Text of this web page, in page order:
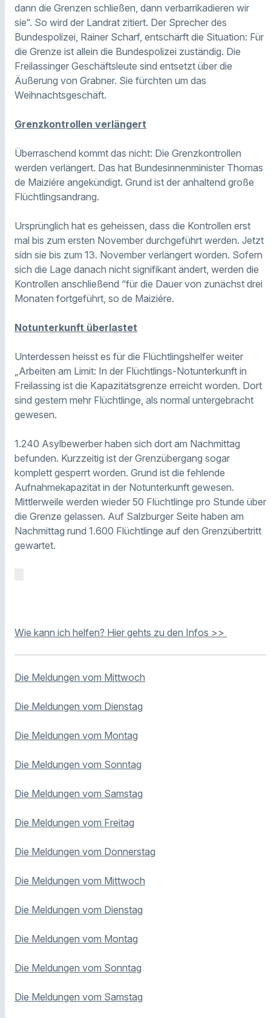
dann die Grenzen schließen, dann verbarrikadieren wir
sie“. So wird der Landrat zitiert. Der Sprecher des
Bundespolizei, Rainer Scharf, entschärft die Situation: Für
die Grenze ist allein die Bundespolizei zuständig. Die
Freilassinger Geschäftsleute sind entsetzt über die
Äußerung von Grabner. Sie fürchten um das
Weihnachtsgeschäft.
Grenzkontrollen verlängert
Überraschend kommt das nicht: Die Grenzkontrollen
werden verlängert. Das hat Bundesinnenminister Thomas
de Maiziére angekündigt. Grund ist der anhaltend große
Flüchtlingsandrang.
Ursprünglich hat es geheissen, dass die Kontrollen erst
mal bis zum ersten November durchgeführt werden. Jetzt
sidn sie bis zum 13. November verlängert worden. Sofern
sich die Lage danach nicht signifikant ändert, werden die
Kontrollen anschließend “für die Dauer von zunächst drei
Monaten fortgeführt, so de Maiziére.
Notunterkunft überlastet
Unterdessen heisst es für die Flüchtlingshelfer weiter
„Arbeiten am Limit: In der Flüchtlings-Notunterkunft in
Freilassing ist die Kapazitätsgrenze erreicht worden. Dort
sind gestern mehr Flüchtlinge, als normal untergebracht
gewesen.
1.240 Asylbewerber haben sich dort am Nachmittag
befunden. Kurzzeitig ist der Grenzübergang sogar
komplett gesperrt worden. Grund ist die fehlende
Aufnahmekapazität in der Notunterkunft gewesen.
Mittlerweile werden wieder 50 Flüchtlinge pro Stunde über
die Grenze gelassen. Auf Salzburger Seite haben am
Nachmittag rund 1.600 Flüchtlinge auf den Grenzübertritt
gewartet.
Wie kann ich helfen? Hier gehts zu den Infos >>
Die Meldungen vom Mittwoch
Die Meldungen vom Dienstag
Die Meldungen vom Montag
Die Meldungen vom Sonntag
Die Meldungen vom Samstag
Die Meldungen vom Freitag
Die Meldungen vom Donnerstag
Die Meldungen vom Mittwoch
Die Meldungen vom Dienstag
Die Meldungen vom Montag
Die Meldungen vom Sonntag
Die Meldungen vom Samstag